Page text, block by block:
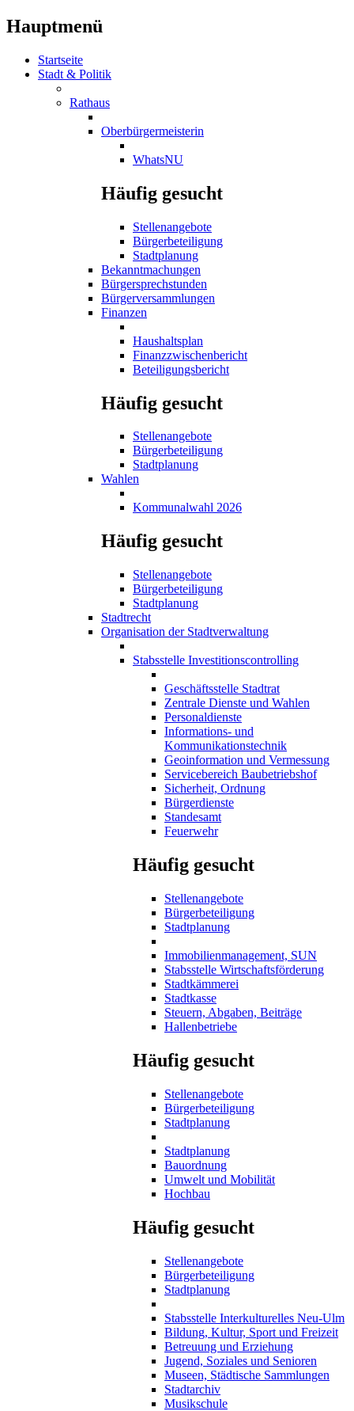
Hauptmenü
Startseite
Stadt & Politik
Rathaus
Oberbürgermeisterin
WhatsNU
Häufig gesucht
Stellenangebote
Bürgerbeteiligung
Stadtplanung
Bekanntmachungen
Bürgersprechstunden
Bürgerversammlungen
Finanzen
Haushaltsplan
Finanzzwischenbericht
Beteiligungsbericht
Häufig gesucht
Stellenangebote
Bürgerbeteiligung
Stadtplanung
Wahlen
Kommunalwahl 2026
Häufig gesucht
Stellenangebote
Bürgerbeteiligung
Stadtplanung
Stadtrecht
Organisation der Stadtverwaltung
Stabsstelle Investitionscontrolling
Geschäftsstelle Stadtrat
Zentrale Dienste und Wahlen
Personaldienste
Informations- und
Kommunikationstechnik
Geoinformation und Vermessung
Servicebereich Baubetriebshof
Sicherheit, Ordnung
Bürgerdienste
Standesamt
Feuerwehr
Häufig gesucht
Stellenangebote
Bürgerbeteiligung
Stadtplanung
Immobilienmanagement, SUN
Stabsstelle Wirtschaftsförderung
Stadtkämmerei
Stadtkasse
Steuern, Abgaben, Beiträge
Hallenbetriebe
Häufig gesucht
Stellenangebote
Bürgerbeteiligung
Stadtplanung
Stadtplanung
Bauordnung
Umwelt und Mobilität
Hochbau
Häufig gesucht
Stellenangebote
Bürgerbeteiligung
Stadtplanung
Stabsstelle Interkulturelles Neu-Ulm
Bildung, Kultur, Sport und Freizeit
Betreuung und Erziehung
Jugend, Soziales und Senioren
Museen, Städtische Sammlungen
Stadtarchiv
Musikschule